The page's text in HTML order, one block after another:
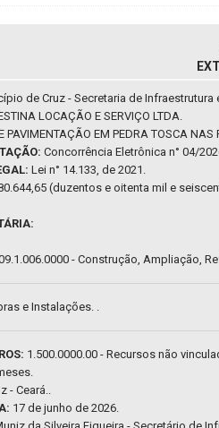
de Cruz - Secretaria de Infraestrutura
LOCAÇÃO E SERVIÇO LTDA.
PAVIMENTAÇÃO EM PEDRA TOSCA
Concorrência Eletrônica n° 04/
Lei n° 14.133, de 2021.
(duzentos e oitenta mil e
- Construção, Ampliação,
e Instalações. .
1.500.0000.00 - Recursos não
- Ceará..
17 de junho de 2026.